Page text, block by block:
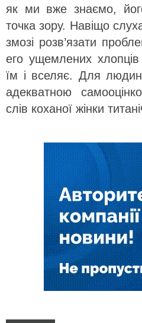
як ми вже знаємо,
точка зору. Навіщо
змозі розв’язати
его ущемлених
їм і вселяє. Для
адекватною
слів коханої жінки